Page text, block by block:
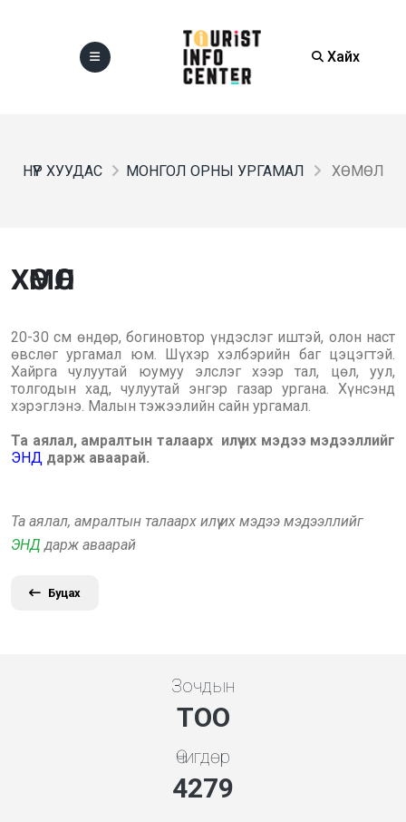
Хайх
НҮҮР ХУУДАС МОНГОЛ ОРНЫ УРГАМАЛ ХӨМӨЛ
ХӨМӨЛ
20-30 см өндөр, богиновтор үндэслэг иштэй, олон наст
өвслөг ургамал юм. Шүхэр хэлбэрийн баг цэцэгтэй.
Хайрга чулуутай юумуу элслэг хээр тал, цөл, уул,
толгодын хад, чулуутай энгэр газар ургана. Хүнсэнд
хэрэглэнэ. Малын тэжээлийн сайн ургамал.
Та аялал, амралтын талаарх илүү их мэдээ мэдээллийг
ЭНД дарж аваарай.
Та аялал, амралтын талаарх илүү их мэдээ мэдээллийг
ЭНД дарж аваарай
Буцах
Зочдын
ТОО
Өчигдөр
4279